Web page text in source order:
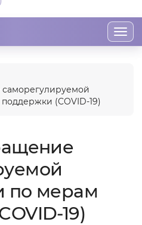
(COVID-19)
по мерам
19)